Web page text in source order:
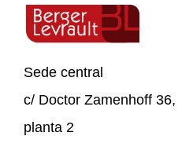
Sede central
c/ Doctor Zamenhoff 36,
planta 2